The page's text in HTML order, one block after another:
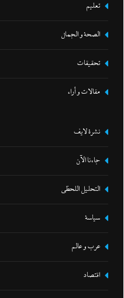
تعليم
الصحة و الجمال
تحقيقات
مقالات و أراء
نشرة لايف
جاءنا الآن
التحليل اللحظي
سياسة
عرب و عالم
اقتصاد